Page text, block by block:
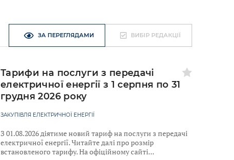
ЗА ПЕРЕГЛЯДАМИ ВИБІР РЕДАКЦІЇ
Тарифи на послуги з передачі
електричної енергії з 1 серпня по 31
грудня 2026 року
ЗАКУПІВЛЯ ЕЛЕКТРИЧНОЇ ЕНЕРГІЇ
З 01.08.2026 діятиме новий тариф на послуги з передачі
електричної енергії. Читайте далі про розмір
встановленого тарифу. На офіційному сайті